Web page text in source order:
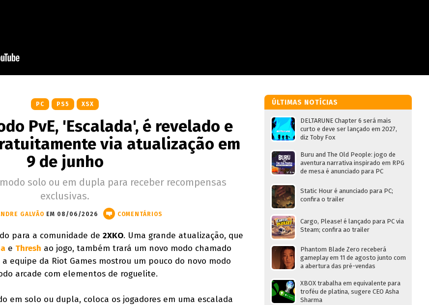
PC PS5 XSX
PvE, 'Escalada', é revelado e
via atualização em
9 de junho
solo ou em dupla para receber recompensas
exclusivas.
GALVÃO EM 08/06/2026 COMENTÁRIOS
para a comunidade de 2XKO. Uma grande atualização, que
e Thresh ao jogo, também trará um novo modo chamado
equipe da Riot Games mostrou um pouco do novo modo
arcade com elementos de roguelite.
em solo ou dupla, coloca os jogadores em uma escalada
ÚLTIMAS NOTÍCIAS
DELTARUNE Chapter 6 será mais
curto e deve ser lançado em 2027,
diz Toby Fox
Buru and The Old People: jogo de
aventura narrativa inspirado em RPG
de mesa é anunciado para PC
Static Hour é anunciado para PC;
confira o trailer
Cargo, Please! é lançado para PC via
Steam; confira ao trailer
Phantom Blade Zero receberá
gameplay em 11 de agosto junto com
a abertura das pré-vendas
XBOX trabalha em equivalente para
troféu de platina, sugere CEO Asha
Sharma